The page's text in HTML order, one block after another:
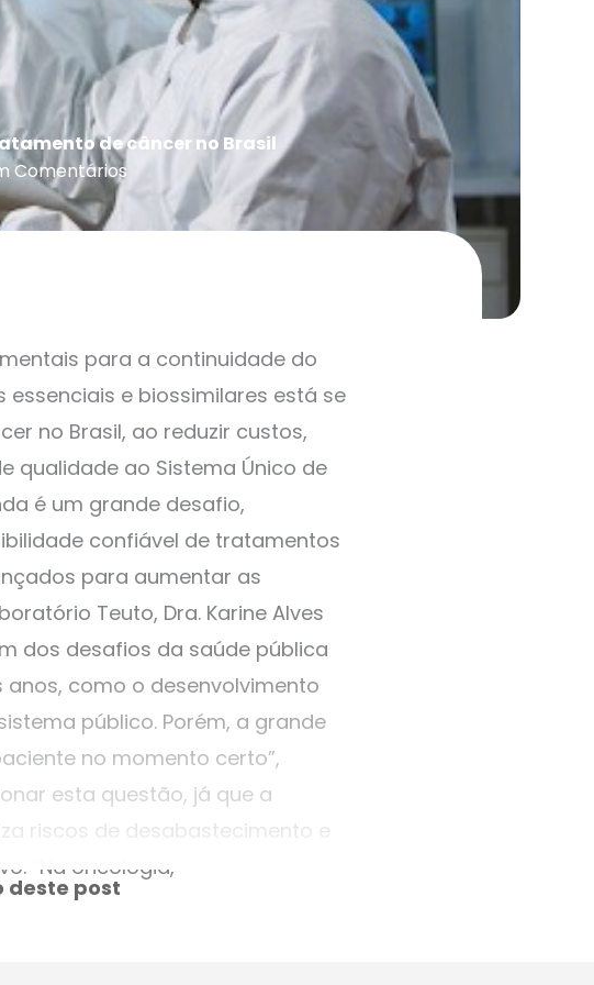
de câncer no Brasil
Comentários
para a continuidade do
e biossimilares está se
no Brasil, ao reduzir custos,
qualidade ao Sistema Único de
é um grande desafio,
confiável de tratamentos
para aumentar as
Teuto, Dra. Karine Alves
dos desafios da saúde pública
como o desenvolvimento
público. Porém, a grande
no momento certo”,
esta questão, já que a
riscos de desabastecimento e
“Na oncologia,
deste post